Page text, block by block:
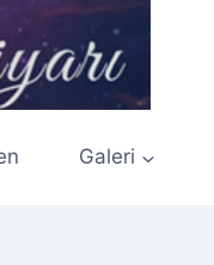
Galeri